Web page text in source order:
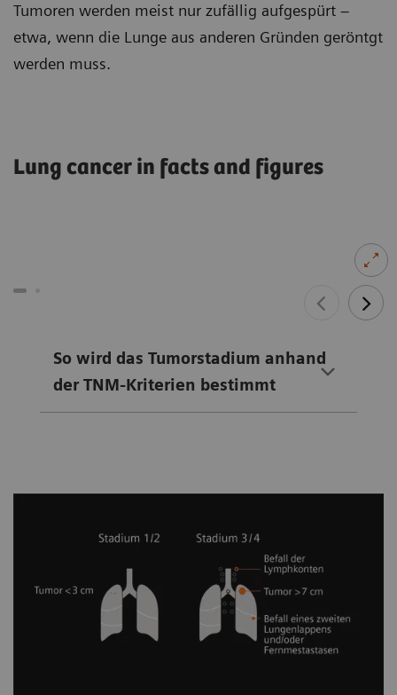
Tumoren werden meist nur zufällig aufgespürt –
etwa, wenn die Lunge aus anderen Gründen geröntgt
werden muss.
Lung cancer in facts and figures
So wird das Tumorstadium anhand
der TNM-Kriterien bestimmt